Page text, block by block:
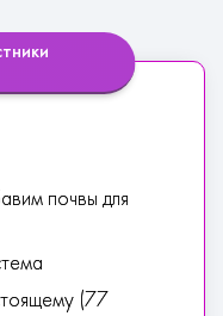
почвы для
(77